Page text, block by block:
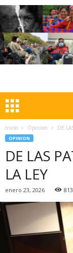
Inicio Opinion DE
OPINION
DE LAS
LA LEY
enero 23, 2026